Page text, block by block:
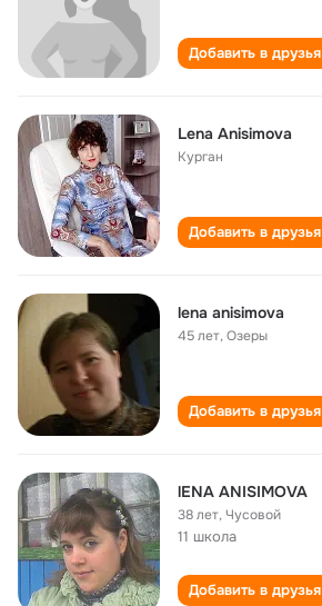
Добавить в друзья
Lena Anisimova
Курган
Добавить в друзья
lena anisimova
45 лет,Озеры
Добавить в друзья
lENA ANISIMOVA
38 лет,Чусовой
11 школа
Добавить в друзья